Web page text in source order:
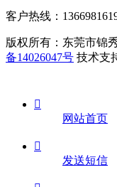
客户热线：
版权所有：东莞市锦
备14026047号 技术支

网站首页

发送短信